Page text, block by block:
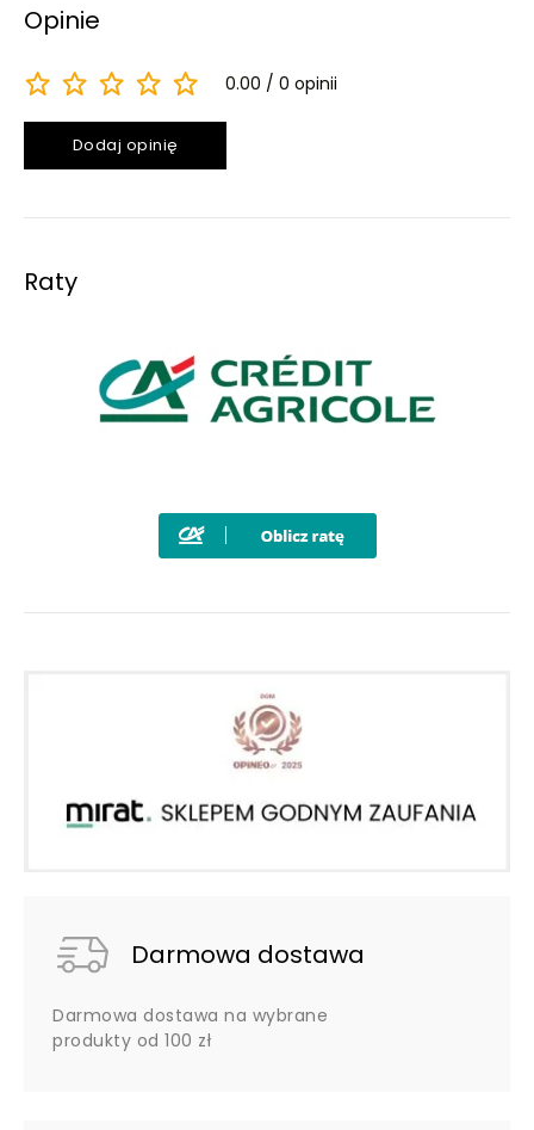
Opinie
0.00 0 opinii
Dodaj opinię
Raty
Darmowa dostawa
Darmowa dostawa na wybrane
produkty od 100 zł